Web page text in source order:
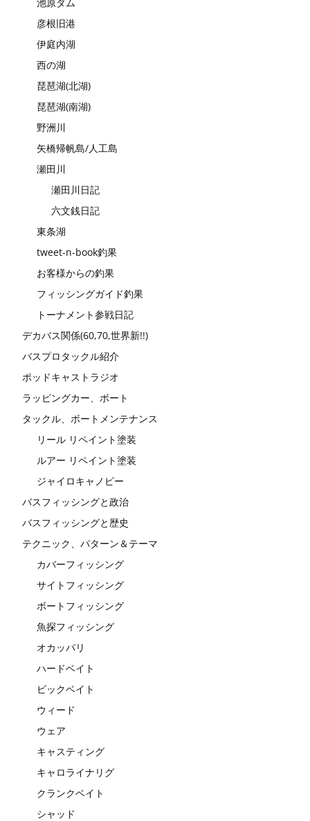
彦根旧港
伊庭内湖
西の湖
琵琶湖(北湖)
琵琶湖(南湖)
野洲川
矢橋帰帆島/人工島
瀬田川
瀬田川日記
六文銭日記
東条湖
tweet-n-book釣果
お客様からの釣果
フィッシングガイド釣果
トーナメント参戦日記
デカバス関係(60,70,世界新!!)
バスプロタックル紹介
ポッドキャストラジオ
ラッピングカー、ボート
タックル、ボートメンテナンス
リール リペイント塗装
ルアー リペイント塗装
ジャイロキャノピー
バスフィッシングと政治
バスフィッシングと歴史
テクニック、パターン＆テーマ
カバーフィッシング
サイトフィッシング
ボートフィッシング
魚探フィッシング
オカッパリ
ハードベイト
ビックベイト
ウィード
ウェア
キャスティング
キャロライナリグ
クランクベイト
シャッド